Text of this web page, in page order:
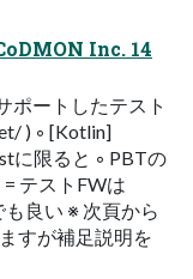
Inc. 14
ポートしたテスト
) ◦ [Kotlin]
に限ると ◦ PBTの
テストFWは
良い ※ 次頁から
すが補足説明を